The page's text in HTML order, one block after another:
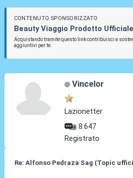
CONTENUTO SPONSORIZZATO
Beauty Viaggio Prodotto Ufficiale
Acquistando tramite questo link contribuisci a
aggiuntivi per te.
Vincelor
Lazionetter
8.647
Registrato
Re: Alfonso Pedraza Sag (Topic